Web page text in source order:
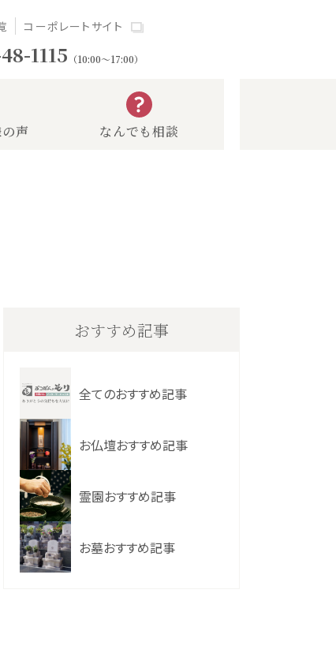
コーポレートサイト
1115 （10:00～17:00）
声 なんでも相談
おすすめ記事
全てのおすすめ記事
お仏壇おすすめ記事
霊園おすすめ記事
お墓おすすめ記事